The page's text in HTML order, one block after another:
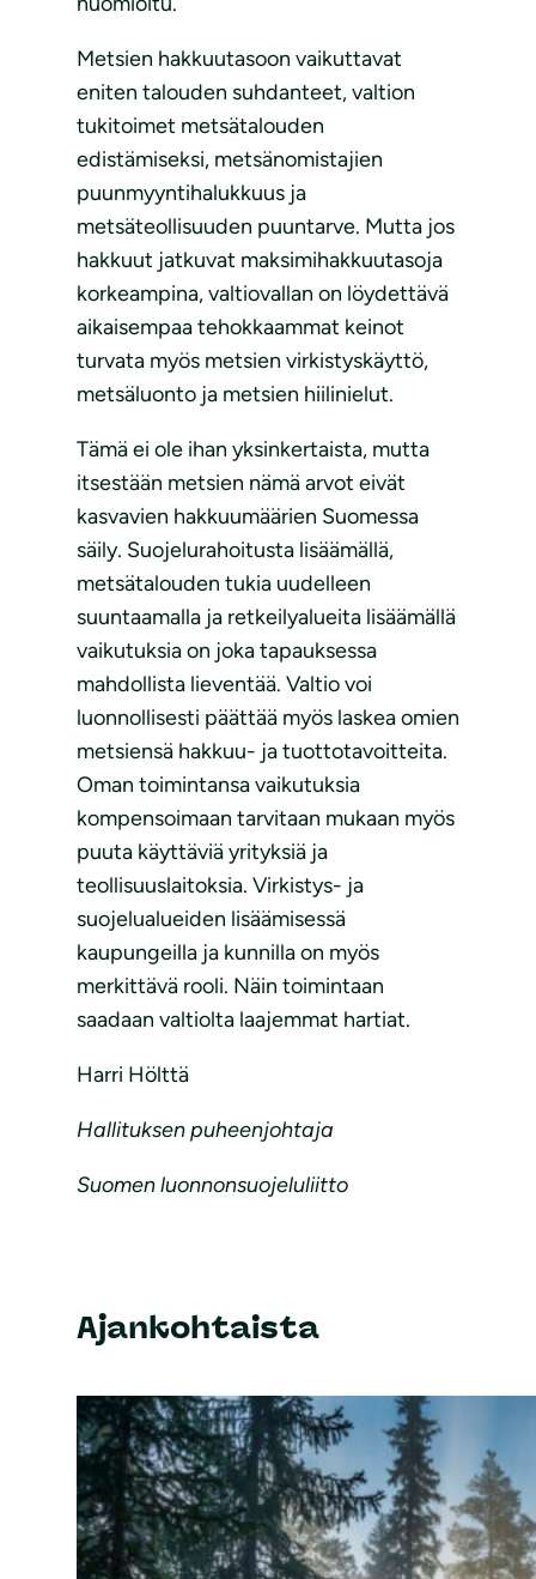
Metsien hakkuutasoon vaikuttavat
eniten talouden suhdanteet, valtion
tukitoimet metsätalouden
edistämiseksi, metsänomistajien
puunmyyntihalukkuus ja
metsäteollisuuden puuntarve. Mutta jos
hakkuut jatkuvat maksimihakkuutasoja
korkeampina, valtiovallan on löydettävä
aikaisempaa tehokkaammat keinot
turvata myös metsien virkistyskäyttö,
metsäluonto ja metsien hiilinielut.
Tämä ei ole ihan yksinkertaista, mutta
itsestään metsien nämä arvot eivät
kasvavien hakkuumäärien Suomessa
säily. Suojelurahoitusta lisäämällä,
metsätalouden tukia uudelleen
suuntaamalla ja retkeilyalueita lisäämällä
vaikutuksia on joka tapauksessa
mahdollista lieventää. Valtio voi
luonnollisesti päättää myös laskea omien
metsiensä hakkuu- ja tuottotavoitteita.
Oman toimintansa vaikutuksia
kompensoimaan tarvitaan mukaan myös
puuta käyttäviä yrityksiä ja
teollisuuslaitoksia. Virkistys- ja
suojelualueiden lisäämisessä
kaupungeilla ja kunnilla on myös
merkittävä rooli. Näin toimintaan
saadaan valtiolta laajemmat hartiat.
Harri Hölttä
Hallituksen puheenjohtaja
Suomen luonnonsuojeluliitto
Ajankohtaista